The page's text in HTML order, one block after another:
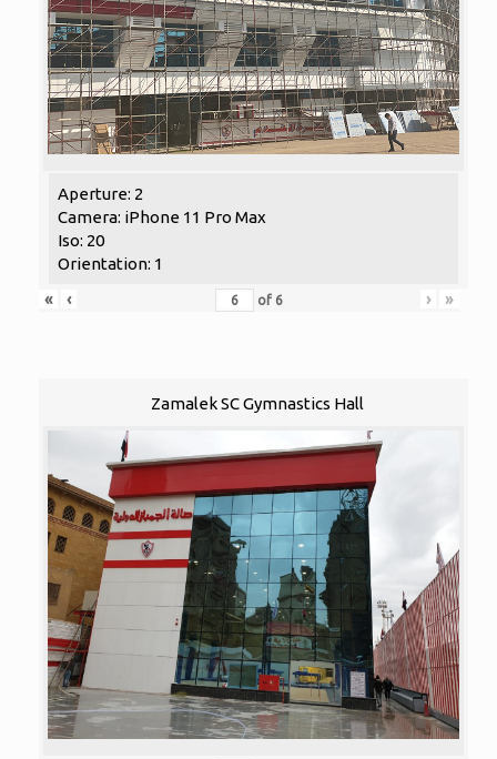
Aperture: 2
Camera: iPhone 11 Pro Max
Iso: 20
Orientation: 1
«
‹ of 6 › »
Zamalek SC Gymnastics Hall